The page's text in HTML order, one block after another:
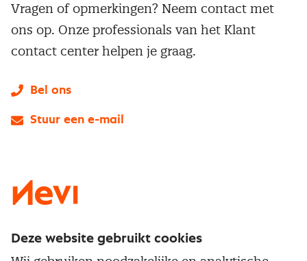
Vragen of opmerkingen? Neem contact met
ons op. Onze professionals van het Klant
contact center helpen je graag.
Bel ons
Stuur een e-mail
Deze website gebruikt cookies